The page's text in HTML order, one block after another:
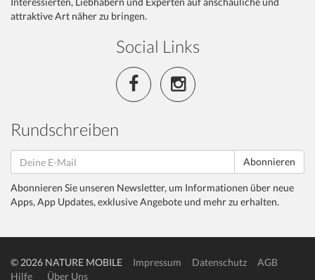
attraktive Art näher zu bringen.
Social Links
Rundschreiben
Abonnieren
Abonnieren Sie unseren Newsletter, um Informationen über neue
Apps, App Updates, exklusive Angebote und mehr zu erhalten.
© 2026 NATURE MOBILE Impressum Datenschutz
AGB
Hilfe
Über Uns